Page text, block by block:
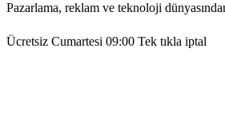
Pazarlama, reklam ve teknoloji
Ücretsiz Cumartesi 09:00 Tek tıkla iptal